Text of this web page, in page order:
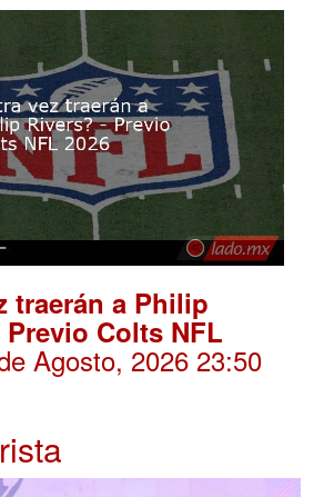
traerán a Philip
Colts NFL
Agosto, 2026 23:50